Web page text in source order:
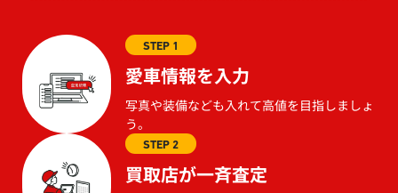
STEP 1
愛車情報を入力
写真や装備なども入れて高値を目指しましょ
う。
STEP 2
買取店が一斉査定